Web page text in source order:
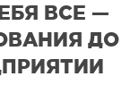
ВСЕ —
ДО